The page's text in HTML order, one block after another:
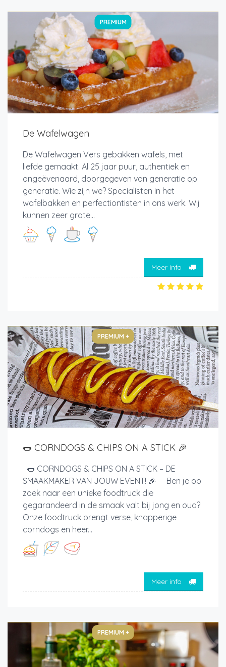
PREMIUM
De Wafelwagen
De Wafelwagen Vers gebakken wafels, met
liefde gemaakt. Al 25 jaar puur, authentiek en
ongeëvenaard, doorgegeven van generatie op
generatie. Wie zijn we? Specialisten in het
wafelbakken en perfectiontisten in ons werk. Wij
kunnen zeer grote...
Meer info
PREMIUM +
🌭 CORNDOGS & CHIPS ON A STICK 🎉
🌭 CORNDOGS & CHIPS ON A STICK – DE
SMAAKMAKER VAN JOUW EVENT! 🎉 Ben je op
zoek naar een unieke foodtruck die
gegarandeerd in de smaak valt bij jong en oud?
Onze foodtruck brengt verse, knapperige
corndogs en heer...
Meer info
PREMIUM +